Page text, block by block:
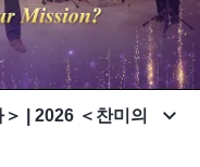
| 2026 ＜찬미의